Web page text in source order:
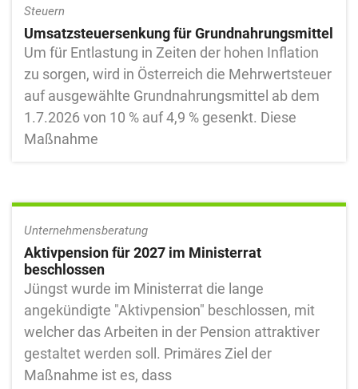
Steuern
Umsatzsteuersenkung für Grundnahrungsmittel
Um für Entlastung in Zeiten der hohen Inflation
zu sorgen, wird in Österreich die Mehrwertsteuer
auf ausgewählte Grundnahrungsmittel ab dem
1.7.2026 von 10 % auf 4,9 % gesenkt. Diese
Maßnahme
Unternehmensberatung
Aktivpension für 2027 im Ministerrat
beschlossen
Jüngst wurde im Ministerrat die lange
angekündigte "Aktivpension" beschlossen, mit
welcher das Arbeiten in der Pension attraktiver
gestaltet werden soll. Primäres Ziel der
Maßnahme ist es, dass